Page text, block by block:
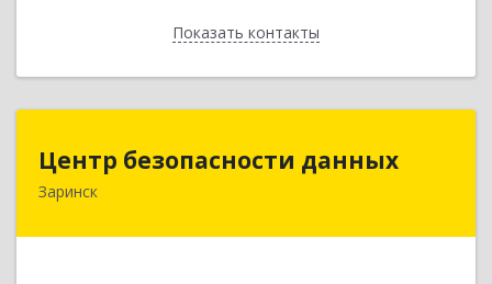
Показать контакты
Назад
Центр безопасности данных
Заринск
Центр безопасности данных
659100, Алтайский край, Заринск г, Таратынова